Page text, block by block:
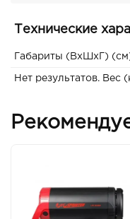
Технические
Габариты (ВxШxГ)
Нет результатов. Вес